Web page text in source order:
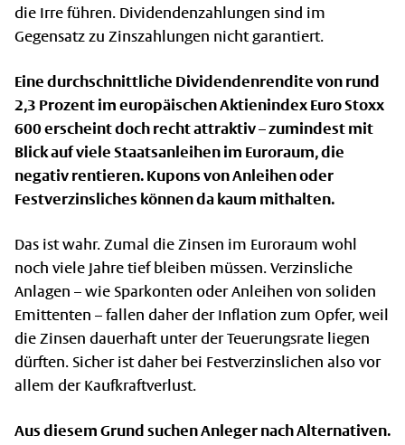
die Irre führen. Dividendenzahlungen sind im
Gegensatz zu Zinszahlungen nicht garantiert.
Eine durchschnittliche Dividendenrendite von rund
2,3 Prozent im europäischen Aktienindex Euro Stoxx
600 erscheint doch recht attraktiv – zumindest mit
Blick auf viele Staatsanleihen im Euroraum, die
negativ rentieren. Kupons von Anleihen oder
Festverzinsliches können da kaum mithalten.
Das ist wahr. Zumal die Zinsen im Euroraum wohl
noch viele Jahre tief bleiben müssen. Verzinsliche
Anlagen – wie Sparkonten oder Anleihen von soliden
Emittenten – fallen daher der Inflation zum Opfer, weil
die Zinsen dauerhaft unter der Teuerungsrate liegen
dürften. Sicher ist daher bei Festverzinslichen also vor
allem der Kaufkraftverlust.
Aus diesem Grund suchen Anleger nach Alternativen.